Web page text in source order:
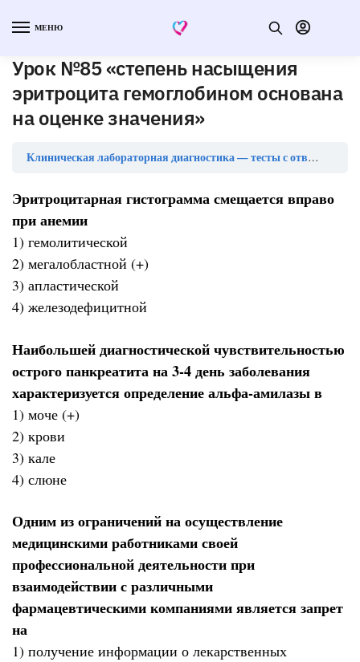
МЕНЮ
Урок №85 «степень насыщения
эритроцита гемоглобином основана
на оценке значения»
Клиническая лабораторная диагностика — тесты с ответами
Эритроцитарная гистограмма смещается вправо
при анемии
1) гемолитической
2) мегалобластной (+)
3) апластической
4) железодефицитной
Наибольшей диагностической чувствительностью
острого панкреатита на 3-4 день заболевания
характеризуется определение альфа-амилазы в
1) моче (+)
2) крови
3) кале
4) слюне
Одним из ограничений на осуществление
медицинскими работниками своей
профессиональной деятельности при
взаимодействии с различными
фармацевтическими компаниями является запрет
на
1) получение информации о лекарственных